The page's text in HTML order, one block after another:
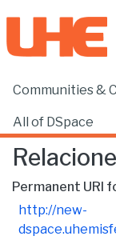
Communities &
All of DSpace
Home
Permanent URI
http://new-